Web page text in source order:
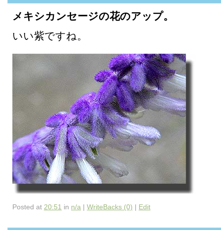
メキシカンセージの花のアップ。
いい紫ですね。
Posted at 20:51 in n/a | WriteBacks (0) | Edit